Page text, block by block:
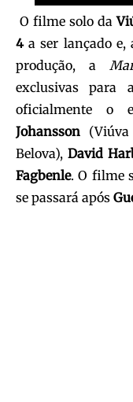
O filme solo da
4a ser lançado e,
produção, a
exclusivas para
oficialmente o
Johansson
Belova), David
Fagbenle. O filme
se passará após